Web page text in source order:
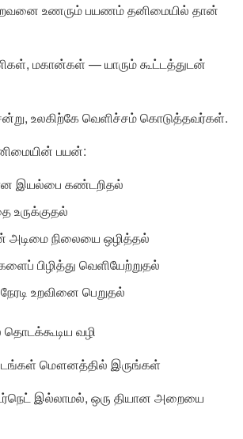
உணரும் பயணம் தனிமையில் தான்
மகான்கள் — யாரும் கூட்டத்துடன்
உலகிற்கே வெளிச்சம் கொடுத்தவர்கள்.
பயன்:
இயல்பை கண்டறிதல்
அடிமை நிலையை ஒழித்தல்
பிழித்து வெளியேற்றுதல்
உறவினை பெறுதல்
வழி
மௌனத்தில் இருங்கள்
இல்லாமல், ஒரு தியான அறையை